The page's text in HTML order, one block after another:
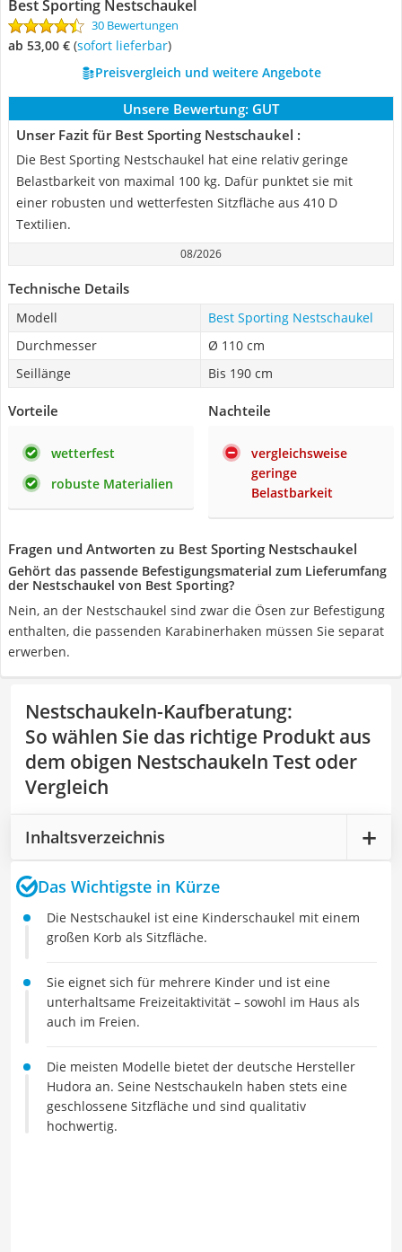
Best Sporting Nestschaukel
30 Bewertungen
ab 53,00 € ( Sofort lieferbar)
Preisvergleich und weitere Angebote
Unsere Bewertung: GUT
Unser Fazit für Best Sporting Nestschaukel :
Die Best Sporting Nestschaukel hat eine relativ geringe
Belastbarkeit von maximal 100 kg. Dafür punktet sie mit
einer robusten und wetterfesten Sitzfläche aus 410 D
Textilien.
08/2026
Technische Details
Modell
Best Sporting Nestschaukel
Durchmesser
Ø 110 cm
Seillänge
Bis 190 cm
Vorteile
wetterfest
robuste Materialien
Nachteile
vergleichsweise
geringe
Belastbarkeit
Fragen und Antworten zu Best Sporting Nestschaukel
Gehört das passende Befestigungsmaterial zum Lieferumfang
der Nestschaukel von Best Sporting?
Nein, an der Nestschaukel sind zwar die Ösen zur Befestigung
enthalten, die passenden Karabinerhaken müssen Sie separat
erwerben.
Nestschaukeln-Kaufberatung:
So wählen Sie das richtige Produkt aus
dem obigen Nestschaukeln Test oder
Vergleich
Inhaltsverzeichnis
Das Wichtigste in Kürze
Die Nestschaukel ist eine Kinderschaukel mit einem
großen Korb als Sitzfläche.
Sie eignet sich für mehrere Kinder und ist eine
unterhaltsame Freizeitaktivität – sowohl im Haus als
auch im Freien.
Die meisten Modelle bietet der deutsche Hersteller
Hudora an. Seine Nestschaukeln haben stets eine
geschlossene Sitzfläche und sind qualitativ
hochwertig.